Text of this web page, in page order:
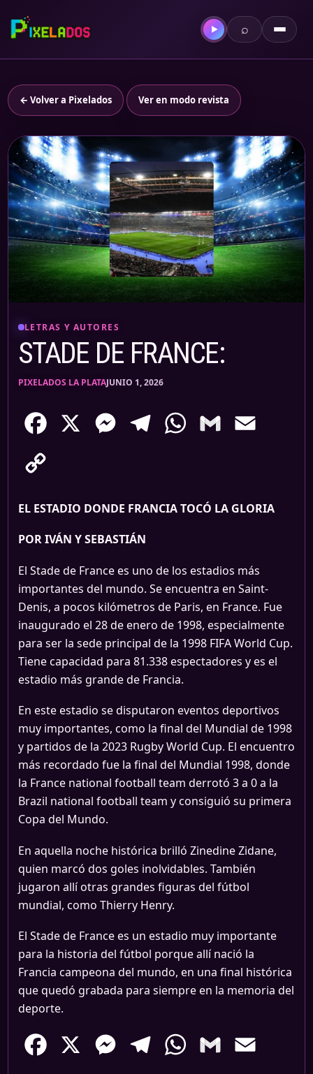
▶ ⌕
← Volver a Pixelados Ver en modo revista
LETRAS Y AUTORES
STADE DE FRANCE:
PIXELADOS LA PLATAJUNIO 1, 2026
Facebook MessengerTelegramWhatsAppGmail
EL ESTADIO DONDE FRANCIA TOCÓ LA GLORIA
POR IVÁN Y SEBASTIÁN
El Stade de France es uno de los estadios más
importantes del mundo. Se encuentra en Saint-
Denis, a pocos kilómetros de Paris, en France. Fue
inaugurado el 28 de enero de 1998, especialmente
para ser la sede principal de la 1998 FIFA World Cup.
Tiene capacidad para 81.338 espectadores y es el
estadio más grande de Francia.
En este estadio se disputaron eventos deportivos
muy importantes, como la final del Mundial de 1998
y partidos de la 2023 Rugby World Cup. El encuentro
más recordado fue la final del Mundial 1998, donde
la France national football team derrotó 3 a 0 a la
Brazil national football team y consiguió su primera
Copa del Mundo.
En aquella noche histórica brilló Zinedine Zidane,
quien marcó dos goles inolvidables. También
jugaron allí otras grandes figuras del fútbol
mundial, como Thierry Henry.
El Stade de France es un estadio muy importante
para la historia del fútbol porque allí nació la
Francia campeona del mundo, en una final histórica
que quedó grabada para siempre en la memoria del
deporte.
Facebook MessengerTelegramWhatsAppGmail